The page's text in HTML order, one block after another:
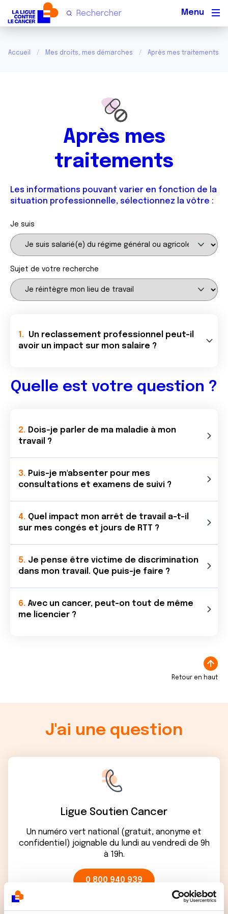
Accueil Mes droits, mes démarches Après mes traitements
Après mes
traitements
Les informations pouvant varier en fonction de la
situation professionnelle, sélectionnez la vôtre :
Je suis
Sujet de votre recherche
Dois-je parler de ma maladie à mon
travail ?
Puis-je m'absenter pour mes
consultations et examens de suivi ?
Quel impact mon arrêt de travail a-t-il
sur mes congés et jours de RTT ?
Je pense être victime de discrimination
dans mon travail. Que puis-je faire ?
Avec un cancer, peut-on tout de même
me licencier ?
Quelle est votre question ?
Un reclassement professionnel peut-il
avoir un impact sur mon salaire ?
Retour en haut
J'ai une question
Ligue Soutien Cancer
Un numéro vert national (gratuit, anonyme et
confidentiel) joignable du lundi au vendredi de 9h
à 19h.
0 800 940 939